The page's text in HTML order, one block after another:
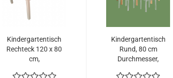
Kindergartentisch
Rechteck 120 x 80
cm,
Kindergartentisch
Rund, 80 cm
Durchmesser,